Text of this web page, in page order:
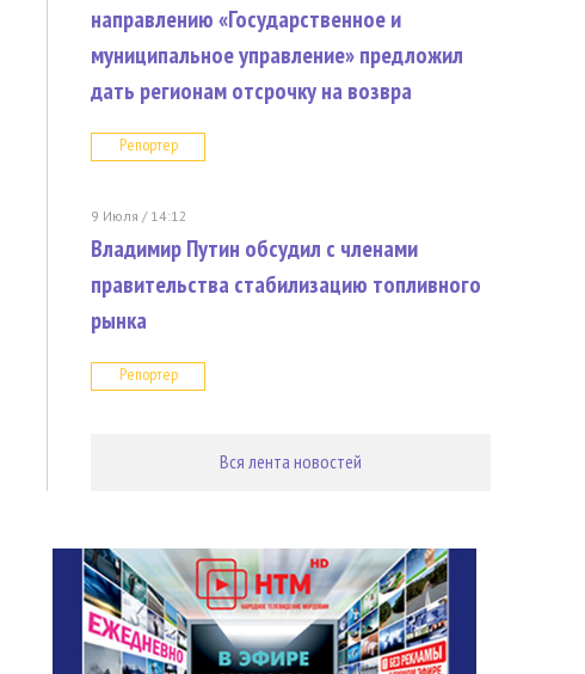
направлению «Государственное и
муниципальное управление» предложил
дать регионам отсрочку на возвра
Репортер
9 Июля / 14:12
Владимир Путин обсудил с членами
правительства стабилизацию топливного
рынка
Репортер
Вся лента новостей